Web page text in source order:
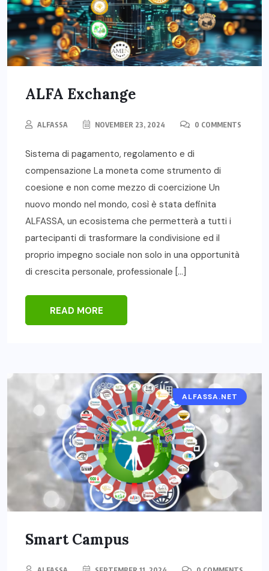
ALFA Exchange
ALFASSA NOVEMBER 23, 2024 0 COMMENTS
Sistema di pagamento, regolamento e di
compensazione La moneta come strumento di
coesione e non come mezzo di coercizione Un
nuovo mondo nel mondo, così è stata definita
ALFASSA, un ecosistema che permetterà a tutti i
partecipanti di trasformare la condivisione ed il
proprio impegno sociale non solo in una opportunità
di crescita personale, professionale […]
READ MORE
ALFASSA.NET
Smart Campus